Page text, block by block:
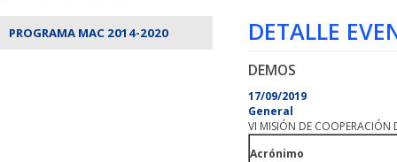
PROGRAMA MAC 2014-2020 DETALLE
DEMOS
17/09/2019
General
VI MISIÓN DE COOPERACIÓN
Acrónimo